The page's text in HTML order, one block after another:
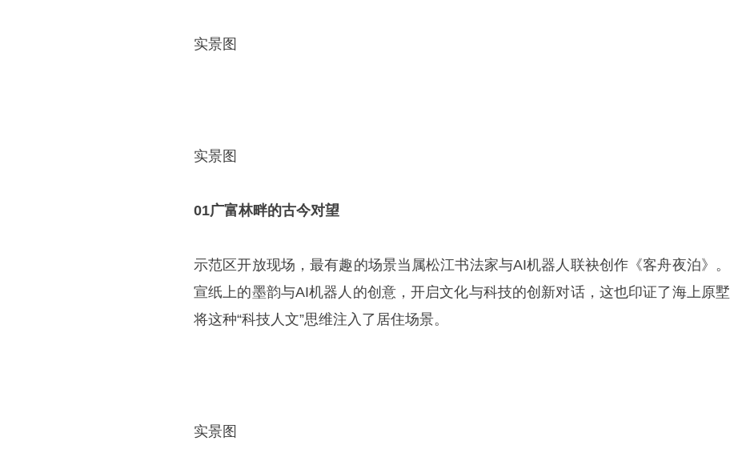
实景图
实景图
01广富林畔的古今对望
示范区开放现场，最有趣的场景当属松江书法家与AI机器人联袂创作《客舟夜泊》。
宣纸上的墨韵与AI机器人的创意，开启文化与科技的创新对话，这也印证了海上原墅
将这种“科技人文”思维注入了居住场景。
实景图